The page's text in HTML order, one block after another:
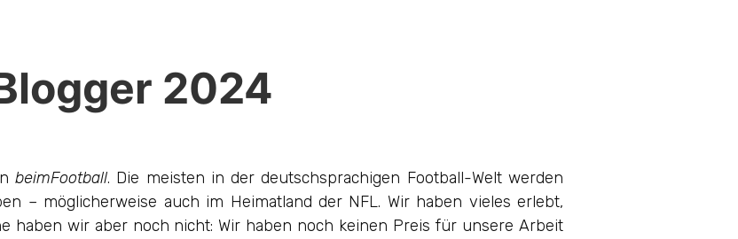
2024
beimFootball. Die meisten in der deutschsprachigen Football-Welt werden
– möglicherweise auch im Heimatland der NFL. Wir haben vieles erlebt,
haben wir aber noch nicht: Wir haben noch keinen Preis für unsere Arbeit